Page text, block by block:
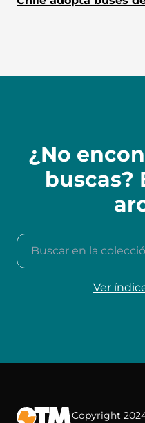
¿No
buscas?
Buscar en la colección
Ver
Copyright